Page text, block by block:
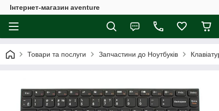
Інтернет-магазин aventure
Товари та послуги Запчастини до Ноутбуків